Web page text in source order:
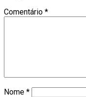
Comentário *
Nome *